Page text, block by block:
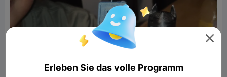

Erleben Sie das volle Programm